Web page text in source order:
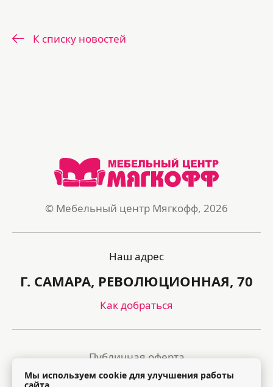
К списку новостей
© Мебельный центр Мягкофф, 2026
Наш адрес
Г. САМАРА, РЕВОЛЮЦИОННАЯ, 70
Как добраться
Публичная оферта
Политика обработки персональных данных
Мы используем cookie для улучшения работы